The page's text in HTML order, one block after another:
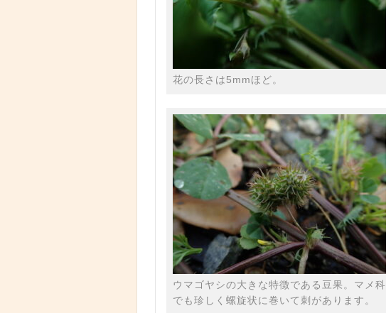
花の長さは5mmほど。
ウマゴヤシの大きな特徴である豆果。マメ科
でも珍しく螺旋状に巻いて刺があります。